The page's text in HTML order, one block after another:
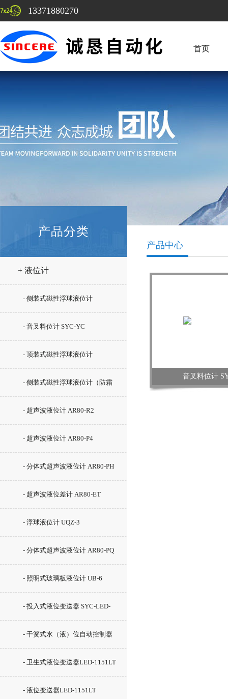
13371880270
首页
产品分类
+ 液位计
- 侧装式磁性浮球液位计
- 音叉料位计 SYC-YC
- 顶装式磁性浮球液位计
- 侧装式磁性浮球液位计（防霜
型）SYC-UHZ-15/C5
- 超声波液位计 AR80-R2
- 超声波液位计 AR80-P4
- 分体式超声波液位计 AR80-PH
- 超声波液位差计 AR80-ET
- 浮球液位计 UQZ-3
- 分体式超声波液位计 AR80-PQ
- 照明式玻璃板液位计 UB-6
- 投入式液位变送器 SYC-LED-
2000
- 干簧式水（液）位自动控制器
GSK-2C
- 卫生式液位变送器LED-1151LT
- 液位变送器LED-1151LT
产品中心
音叉料位计